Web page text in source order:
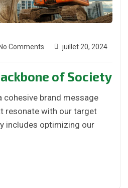
No Comments juillet 20, 2024
of Society
cohesive brand message
resonate with our target
includes optimizing our